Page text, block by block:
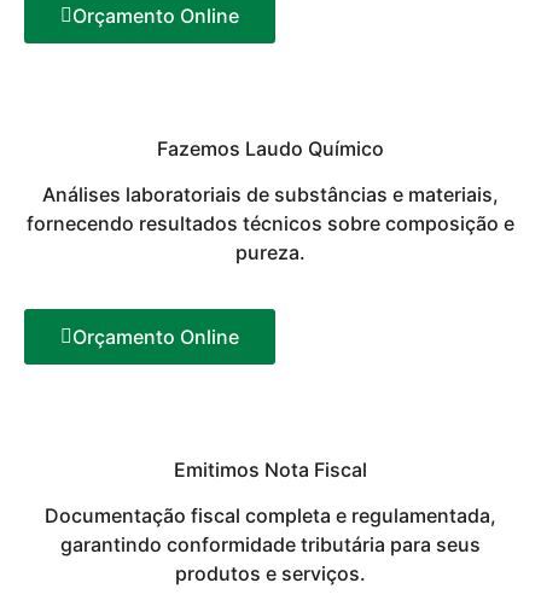
Orçamento Online
Fazemos Laudo Químico
Análises laboratoriais de substâncias e materiais,
fornecendo resultados técnicos sobre composição e
pureza.
Orçamento Online
Emitimos Nota Fiscal
Documentação fiscal completa e regulamentada,
garantindo conformidade tributária para seus
produtos e serviços.